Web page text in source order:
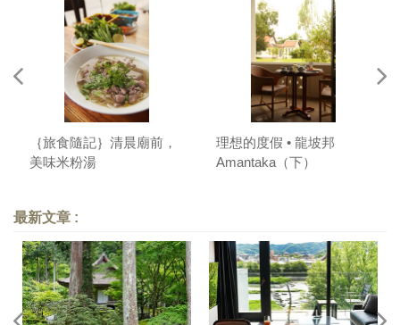
｛旅食隨記｝清晨廟前，
美味米粉湯
理想的度假 • 龍坡邦
Amantaka（下）
最新文章 :